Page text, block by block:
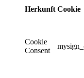
Herkunft Cookie
Cookie
Consent